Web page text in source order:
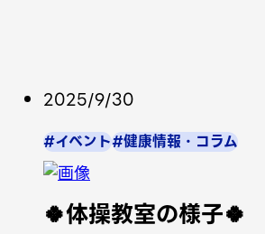
2025/9/30
#イベント#健康情報・コラム
🍀体操教室の様子🍀